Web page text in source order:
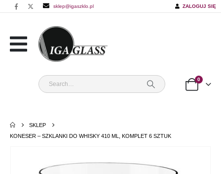
sklep@igaszklo.pl ZALOGUJ SIĘ
0
SKLEP
KONESER – SZKLANKI DO WHISKY 410 ML, KOMPLET 6 SZTUK